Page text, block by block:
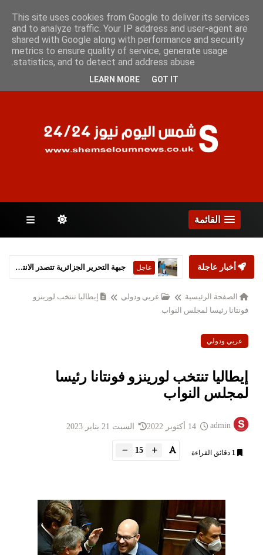
الصفحات
القائمة
أخبار عاجلة عاجل جبهة التحرير الجزائرية تتصدر الانتخابات التشريعية
الصفحة الرئيسية عربي ودولي
إيطاليا تنتخب لورينزو
فونتانا رئيسا لمجلس النواب
عربي ودولي
إيطاليا تنتخب لورينزو فونتانا رئيسا
لمجلس النواب
admin السبت 21 يناير 2023
1 دقائق القراءة 15
This site uses cookies from Google to deliver its services
and to analyze traffic. Your IP address and user-agent are
shared with Google along with performance and security
metrics to ensure quality of service, generate usage
statistics, and to detect and address abuse.
LEARN MORE GOT IT